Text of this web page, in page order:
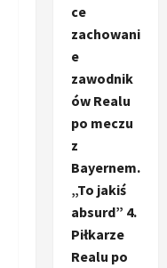
ce
zachowani
e
zawodnik
ów Realu
po meczu
z
Bayernem.
„To jakiś
absurd” 4.
Piłkarze
Realu po